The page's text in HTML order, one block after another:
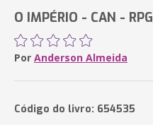
O IMPÉRIO - CAN - RPG
Por Anderson Almeida
Código do livro: 654535